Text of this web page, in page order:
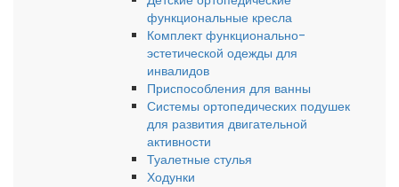
функциональные кресла
Комплект функционально-
эстетической одежды для
инвалидов
Приспособления для ванны
Системы ортопедических подушек
для развития двигательной
активности
Туалетные стулья
Ходунки